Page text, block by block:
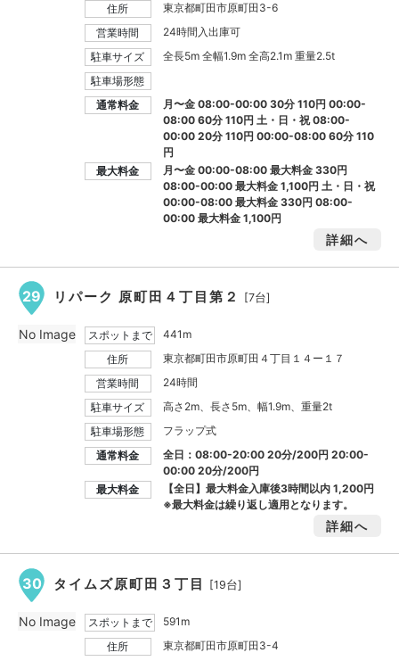
住所
東京都町田市原町田3-6
営業時間
24時間入出庫可
駐車サイズ
全長5m 全幅1.9m 全高2.1m 重量2.5t
駐車場形態
通常料金
月〜金 08:00-00:00 30分 110円 00:00-
08:00 60分 110円 土・日・祝 08:00-
00:00 20分 110円 00:00-08:00 60分 110
円
最大料金
月〜金 00:00-08:00 最大料金330円
08:00-00:00 最大料金1,100円土・日・祝
00:00-08:00 最大料金330円08:00-
00:00 最大料金1,100円
詳細へ
29 リパーク 原町田４丁目第２ [7台]
スポットまで
441m
住所
東京都町田市原町田４丁目１４ー１７
営業時間
24時間
駐車サイズ
高さ2m、長さ5m、幅1.9m、重量2t
駐車場形態
フラップ式
通常料金
全日：08:00-20:00 20分/200円 20:00-
00:00 20分/200円
最大料金
【全日】最大料金入庫後3時間以内1,200円
※最大料金は繰り返し適用となります。
詳細へ
No Image
30 タイムズ原町田３丁目 [19台]
スポットまで
591m
住所
東京都町田市原町田3-4
No Image